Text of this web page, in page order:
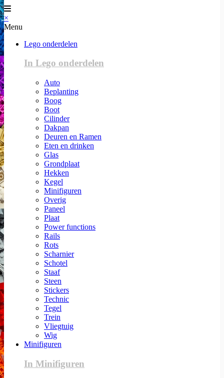
×
Menu
Lego onderdelen
In Lego onderdelen
Auto
Beplanting
Boog
Boot
Cilinder
Dakpan
Deuren en Ramen
Eten en drinken
Glas
Grondplaat
Hekken
Kegel
Minifiguren
Overig
Paneel
Plaat
Power functions
Rails
Rots
Scharnier
Schotel
Staaf
Steen
Stickers
Technic
Tegel
Trein
Vliegtuig
Wig
Minifiguren
In Minifiguren